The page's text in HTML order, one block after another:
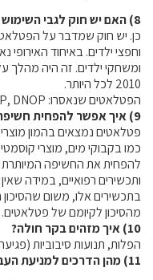
8) האם יש חוק לגבי השימוש בפטלאטים?
כן. יש חוק שמדבר על
וחפצי ילדים. באיחוד האירופי נאסרו 6
ומשחקי ילדים. זה היה מהלך
2010 לכל היותר.
הפטלאטים שנאסרו:
, DNOP
9) איך אפשר להפחית חשיפה לפטלאטים?
פטלאטים נמצאים בהמון
כמו בקבוקי מים, מוצרי
להפחית את החשיפה
ותכשירים רפואיים, במידה
בתכשירים אלו, משום
מהסיכון לקיומם של פטלאטים.
10) איך מזהים בקר חולה?
הפלות, תנועות סיבוביות
11) מהן הדרכים למניעת העברת המחלה ממזון לבני אדם?